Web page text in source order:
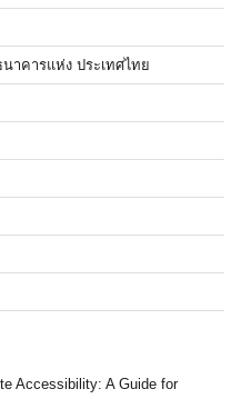
าคารแห่ง ประเทศไทย
Accessibility: A Guide for